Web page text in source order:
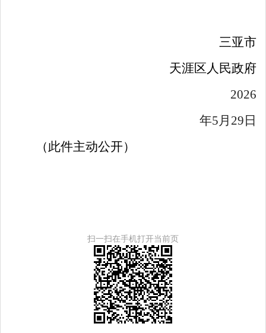
三亚市
天涯区人民政府
2026
年5 月 29 日
（此件主动公开）
扫一扫在手机打开当前页